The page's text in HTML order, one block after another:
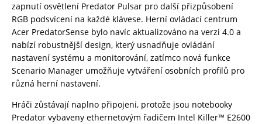
zapnutí osvětlení Predator Pulsar pro další přizpůsobení
RGB podsvícení na každé klávese. Herní ovládací centrum
Acer PredatorSense bylo navíc aktualizováno na verzi 4.0 a
nabízí robustnější design, který usnadňuje ovládání
nastavení systému a monitorování, zatímco nová funkce
Scenario Manager umožňuje vytváření osobních profilů pro
různá herní nastavení.
Hráči zůstávají naplno připojeni, protože jsou notebooky
Predator vybaveny ethernetovým řadičem Intel Killer™ E2600